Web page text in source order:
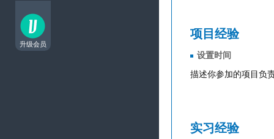
升级会员
项目经验
实习经验